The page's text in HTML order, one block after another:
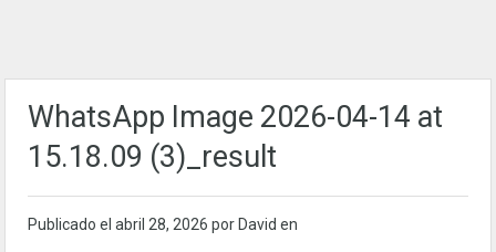
WhatsApp Image 2026-04-14 at
15.18.09 (3)_result
Publicado el abril 28, 2026 por David en